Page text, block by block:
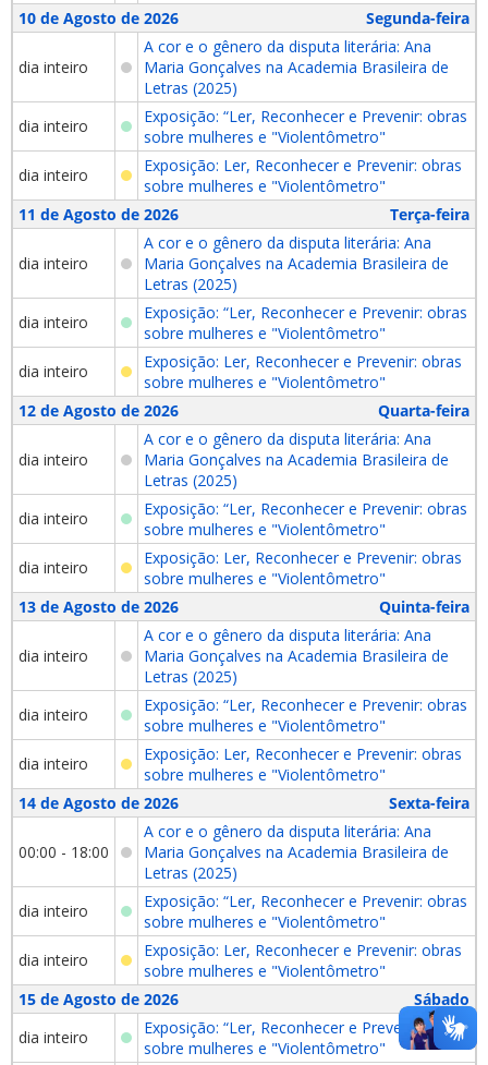
10 de Agosto de 2026
Segunda-feira
dia inteiro
A cor e o gênero da disputa literária: Ana
Maria Gonçalves na Academia Brasileira de
Letras (2025)
dia inteiro
Exposição: “Ler, Reconhecer e Prevenir: obras
sobre mulheres e "Violentômetro"
dia inteiro
Exposição: Ler, Reconhecer e Prevenir: obras
sobre mulheres e "Violentômetro"
11 de Agosto de 2026
Terça-feira
dia inteiro
A cor e o gênero da disputa literária: Ana
Maria Gonçalves na Academia Brasileira de
Letras (2025)
dia inteiro
Exposição: “Ler, Reconhecer e Prevenir: obras
sobre mulheres e "Violentômetro"
dia inteiro
Exposição: Ler, Reconhecer e Prevenir: obras
sobre mulheres e "Violentômetro"
12 de Agosto de 2026
Quarta-feira
dia inteiro
A cor e o gênero da disputa literária: Ana
Maria Gonçalves na Academia Brasileira de
Letras (2025)
dia inteiro
Exposição: “Ler, Reconhecer e Prevenir: obras
sobre mulheres e "Violentômetro"
dia inteiro
Exposição: Ler, Reconhecer e Prevenir: obras
sobre mulheres e "Violentômetro"
13 de Agosto de 2026
Quinta-feira
dia inteiro
A cor e o gênero da disputa literária: Ana
Maria Gonçalves na Academia Brasileira de
Letras (2025)
dia inteiro
Exposição: “Ler, Reconhecer e Prevenir: obras
sobre mulheres e "Violentômetro"
dia inteiro
Exposição: Ler, Reconhecer e Prevenir: obras
sobre mulheres e "Violentômetro"
14 de Agosto de 2026
Sexta-feira
00:00 - 18:00
A cor e o gênero da disputa literária: Ana
Maria Gonçalves na Academia Brasileira de
Letras (2025)
dia inteiro
Exposição: “Ler, Reconhecer e Prevenir: obras
sobre mulheres e "Violentômetro"
dia inteiro
Exposição: Ler, Reconhecer e Prevenir: obras
sobre mulheres e "Violentômetro"
15 de Agosto de 2026
Sábado
dia inteiro
Exposição: “Ler, Reconhecer e Prevenir: obras
sobre mulheres e "Violentômetro"